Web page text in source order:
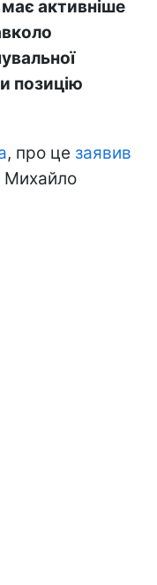
активніше
позицію
, про це заявив
Михайло